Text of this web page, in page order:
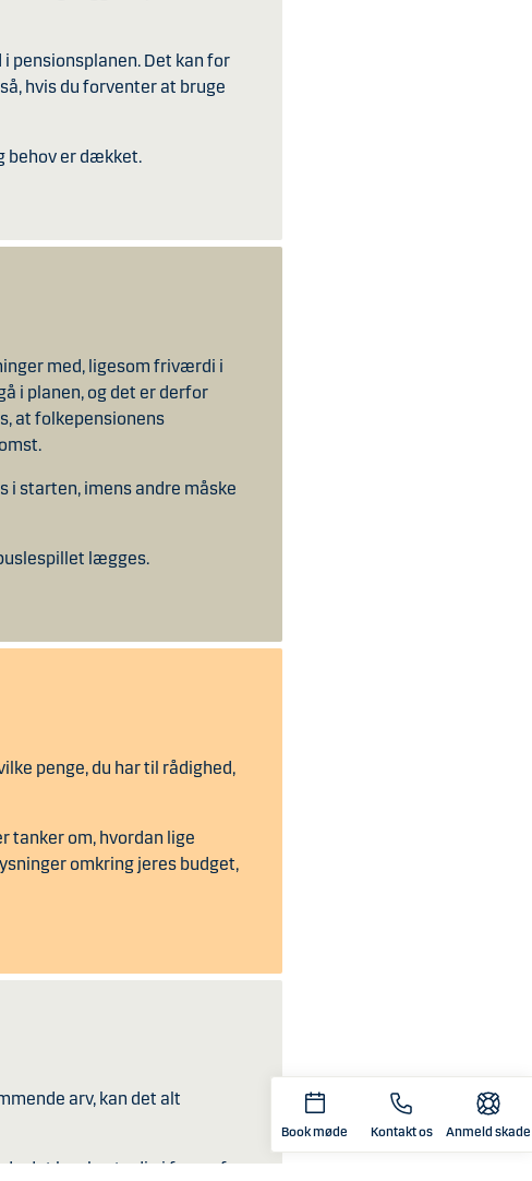
pensionsplanen. Det kan for
hvis du forventer at bruge
behov er dækket.
med, ligesom friværdi i
i planen, og det er derfor
at folkepensionens
i starten, imens andre måske
lægges.
penge, du har til rådighed,
tanker om, hvordan lige
omkring jeres budget,
arv, kan det alt
det kan koste dig i form af
Book møde Kontakt os Anmeld skade